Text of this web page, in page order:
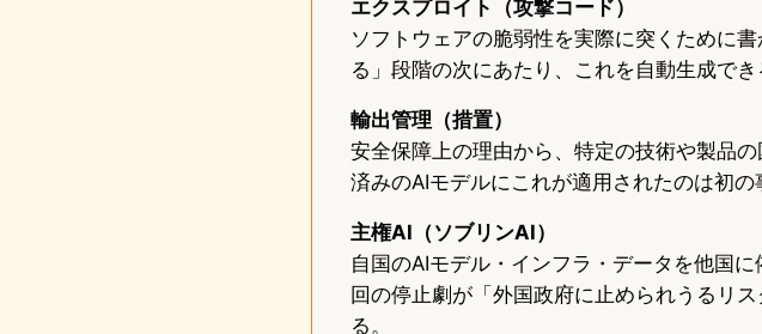
エクスプロイト（攻撃コード）
ソフトウェアの脆弱性を実際に突くために
る」段階の次にあたり、これを自動生成で
輸出管理（措置）
安全保障上の理由から、特定の技術や製品
済みのAIモデルにこれが適用されたのは初の
主権AI（ソブリンAI）
自国のAIモデル・インフラ・データを他国
回の停止劇が「外国政府に止められうるリ
る。